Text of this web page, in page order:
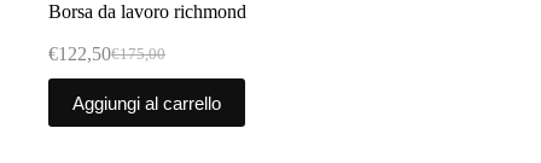
Borsa da lavoro richmond
€175,00
Il
prezzo
originale
era:
€122,50Il
prezzo
attuale
è:
Aggiungi al carrello